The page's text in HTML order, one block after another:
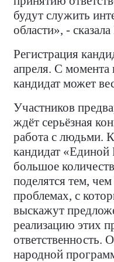
будут служить
области», -
Регистрация
апреля. С
кандидат может
Участников
ждёт серьёзная
работа с людьми.
кандидат «Единой
большое
поделятся тем,
проблемах, с
выскажут
реализацию этих
ответственность.
народной